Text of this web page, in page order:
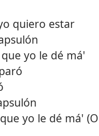
quiero estar
yo le dé má'
yo le dé má'